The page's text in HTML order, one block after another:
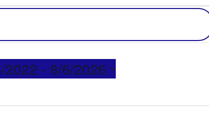
2022 - 8/6/2026